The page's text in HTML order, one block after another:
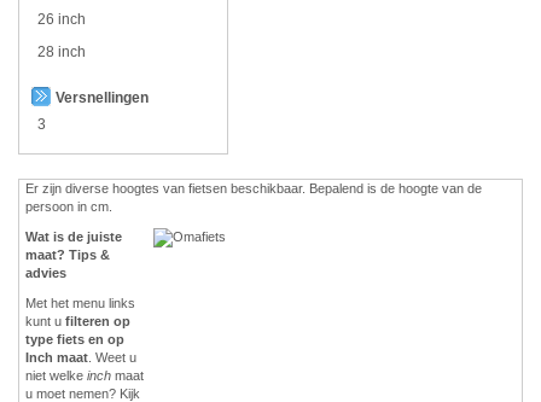
26 inch
28 inch
Versnellingen
3
Er zijn diverse hoogtes van fietsen beschikbaar. Bepalend is de hoogte van de
persoon in cm.
Wat is de juiste
maat? Tips &
advies
Met het menu links
kunt u filteren op
type fiets en op
Inch maat . Weet u
niet welke inch maat
u moet nemen? Kijk